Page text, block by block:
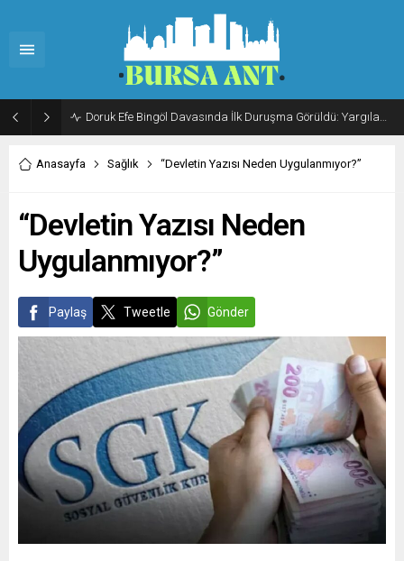
Doruk Efe Bingöl Davasında İlk Duruşma Görüldü: Yargılama 20 Ekim 2026’ya Ertelendi
Anasayfa Sağlık “Devletin Yazısı Neden Uygulanmıyor?”
“Devletin Yazısı Neden
Uygulanmıyor?”
Paylaş Tweetle Gönder